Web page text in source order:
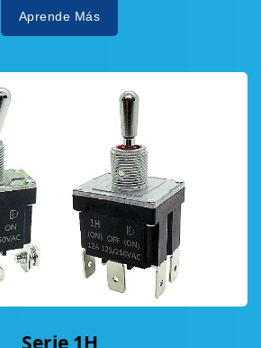
Aprende Más
Serie 1H